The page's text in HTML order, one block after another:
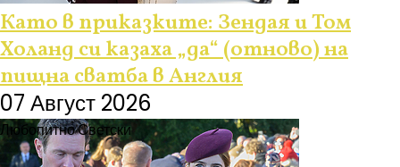
Като в приказките: Зендая и Том
Холанд си казаха „да“ (отново) на
пищна сватба в Англия
07 Август 2026
ЛюбопитноСветски